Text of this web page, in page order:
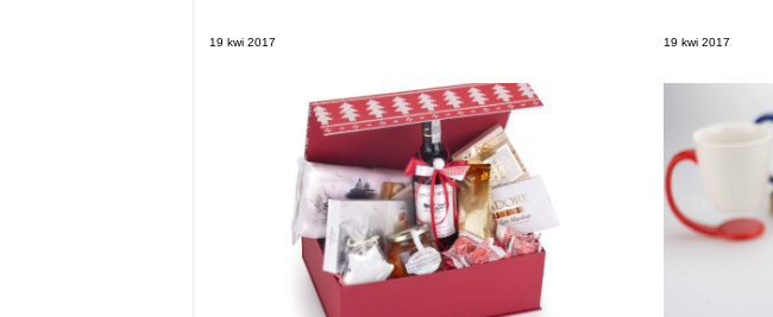
19 kwi 2017 19 kwi 2017